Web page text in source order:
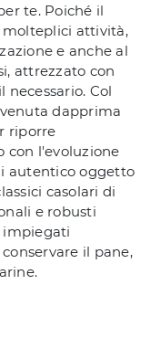
te. Poiché il
molteplici attività,
e anche al
attrezzato con
Col
dapprima
riporre
con l'evoluzione
autentico oggetto
casolari di
e robusti
impiegati
il pane,